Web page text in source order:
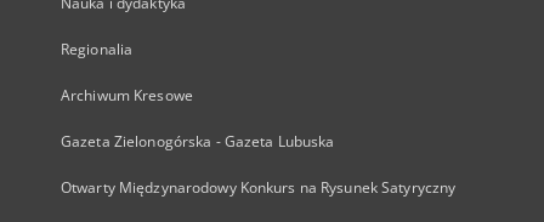
Regionalia
Archiwum Kresowe
Gazeta Zielonogórska - Gazeta Lubuska
Otwarty Międzynarodowy Konkurs na Rysunek Satyryczny